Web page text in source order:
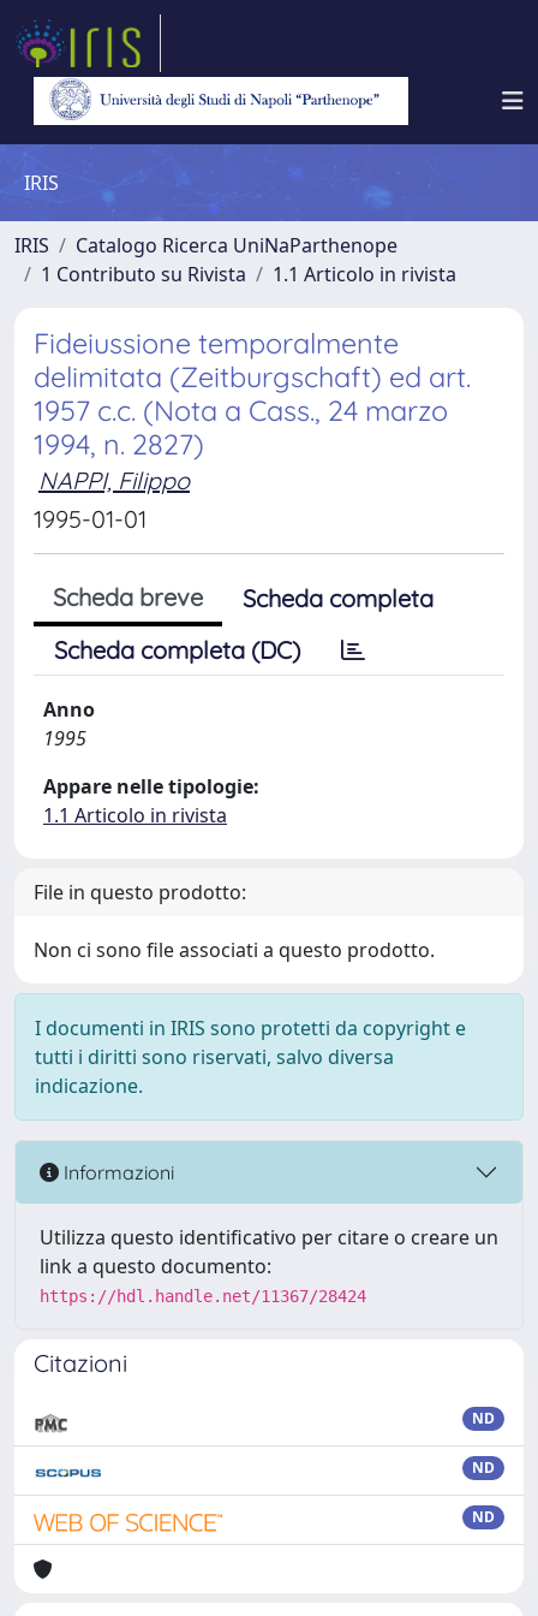
IRIS
IRIS
Catalogo Ricerca UniNaParthenope
1 Contributo su Rivista
1.1 Articolo in rivista
Fideiussione temporalmente
delimitata (Zeitburgschaft) ed art.
1957 c.c. (Nota a Cass., 24 marzo
1994, n. 2827)
NAPPI, Filippo
1995-01-01
Scheda breve
Scheda completa
Scheda completa (DC)
Anno
1995
Appare nelle tipologie:
1.1 Articolo in rivista
File in questo prodotto:
Non ci sono file associati a questo prodotto.
I documenti in IRIS sono protetti da copyright e
tutti i diritti sono riservati, salvo diversa
indicazione.
Informazioni
Utilizza questo identificativo per citare o creare un
link a questo documento:
https://hdl.handle.net/11367/28424
Citazioni
ND
ND
ND